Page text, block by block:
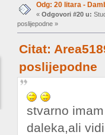
Odg: 20 litara -
« Odgovori #20 u:
poslijepodne »
Citat:
poslijepodne
stvarno
daleka,ali